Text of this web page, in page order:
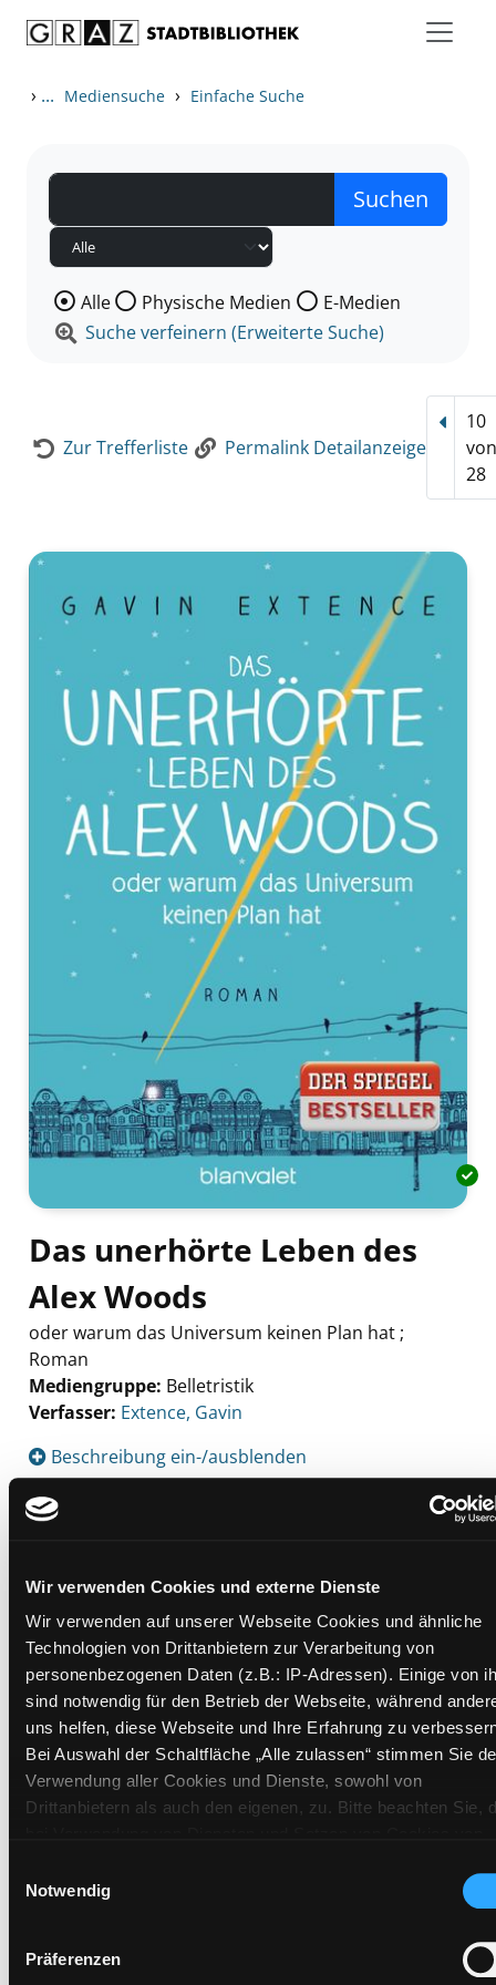
Wir verwenden Cookies und externe Dienste
Wir verwenden auf unserer Webseite Cookies und ähnliche
Technologien von Drittanbietern zur Verarbeitung von
personenbezogenen Daten (z.B.: IP-Adressen). Einige von
sind notwendig für den Betrieb der Webseite, während
uns helfen, diese Webseite und Ihre Erfahrung zu
Bei Auswahl der Schaltfläche „Alle zulassen“ stimmen Sie
Verwendung aller Cookies und Dienste, sowohl von
Drittanbietern als auch den eigenen, zu. Bitte beachten Sie,
(Länder außerhalb des EWR ohne adäquates
Datenschutzniveau) stattfinden kann. In diesem
ausgeschlossen werden. Eine Verarbeitung durch solche
Notwendig
Präferenzen
› ... Mediensuche › Einfache Suche
Wählen Sie die Medienart nach der Sie suchen wollen.
Alle Physische Medien
E-Medien
Suche verfeinern (Erweiterte Suche)
Zur Trefferliste Permalink Detailanzeige
10
von
28
Das unerhörte Leben des
Alex Woods
oder warum das Universum keinen Plan hat ;
Roman
Mediengruppe: Belletristik
Verfasser: Suche nach diesem Verfasser
Extence, Gavin
Beschreibung ein-/ausblenden
Mehr Informationen ein-/ausblenden
Exemplare
Zweigstelle: Andritz
Signatur: DR EXT
Standort 2: Ausleihe
Status: Verfügbar
Vorbestellungen: 0
Mediengruppe: Belletristik
Barcode: